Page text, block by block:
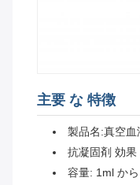
主要 な 特徴
製品名:真空
抗凝固剤 効果
容量: 1ml か